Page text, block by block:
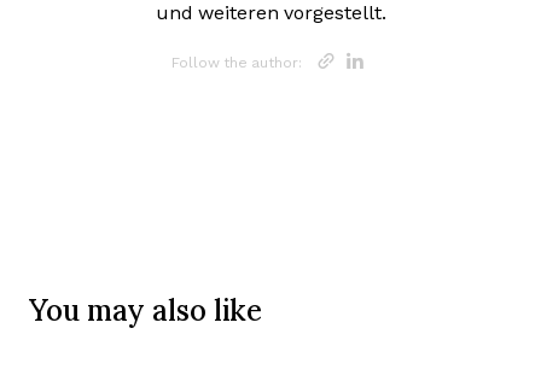
und weiteren vorgestellt.
Follow the author: Opens new
You may also like